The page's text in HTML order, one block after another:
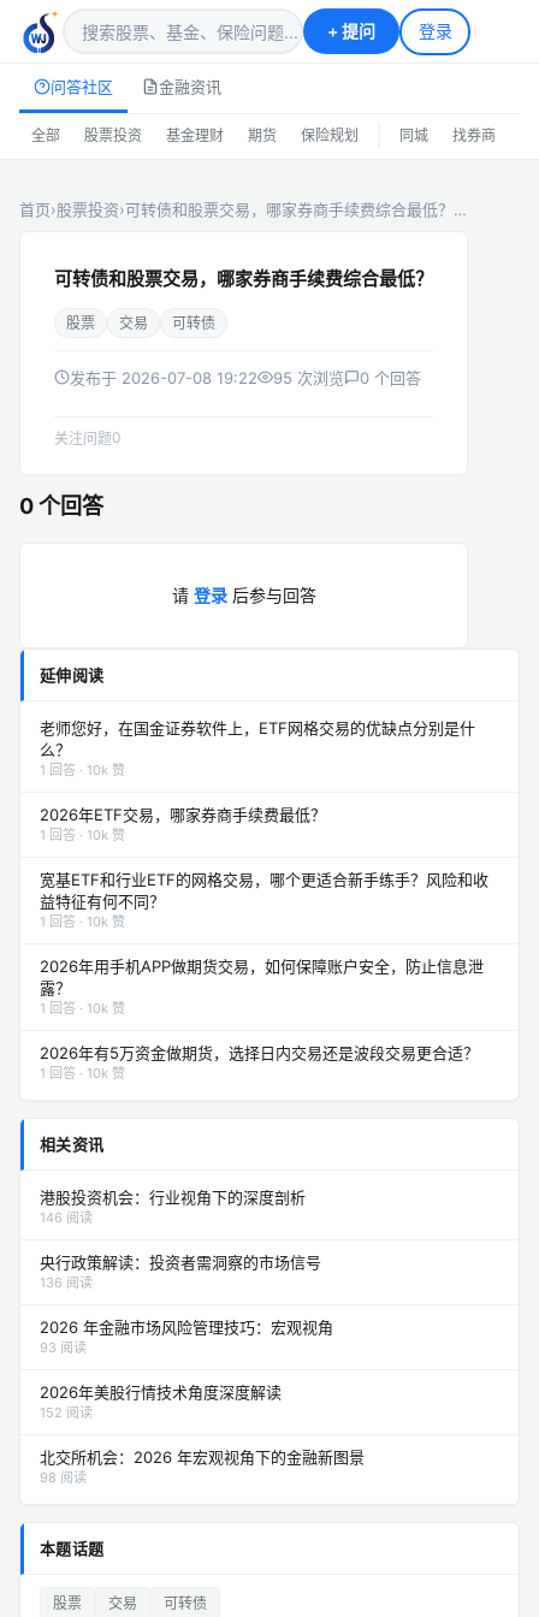
+提问 登录
问答社区 金融资讯
全部 股票投资 基金理财 期货 保险规划 同城 找券商
首页›股票投资›可转债和股票交易，哪家券商手续费综合最低？…
可转债和股票交易，哪家券商手续费综合最低？
股票 交易 可转债
发布于 2026-07-08 19:22 95 次浏览 0 个回答
关注问题0
0 个回答
请 登录后参与回答
延伸阅读
老师您好，在国金证券软件上，ETF网格交易的优缺点分别是什
么？
1 回答 · 10k 赞
2026年ETF交易，哪家券商手续费最低？
1 回答 · 10k 赞
宽基ETF和行业ETF的网格交易，哪个更适合新手练手？风险和收
益特征有何不同？
1 回答 · 10k 赞
2026年用手机APP做期货交易，如何保障账户安全，防止信息泄
露？
1 回答 · 10k 赞
2026年有5万资金做期货，选择日内交易还是波段交易更合适？
1 回答 · 10k 赞
相关资讯
港股投资机会：行业视角下的深度剖析
146 阅读
央行政策解读：投资者需洞察的市场信号
136 阅读
2026 年金融市场风险管理技巧：宏观视角
93 阅读
2026年美股行情技术角度深度解读
152 阅读
北交所机会：2026 年宏观视角下的金融新图景
98 阅读
本题话题
股票 交易 可转债